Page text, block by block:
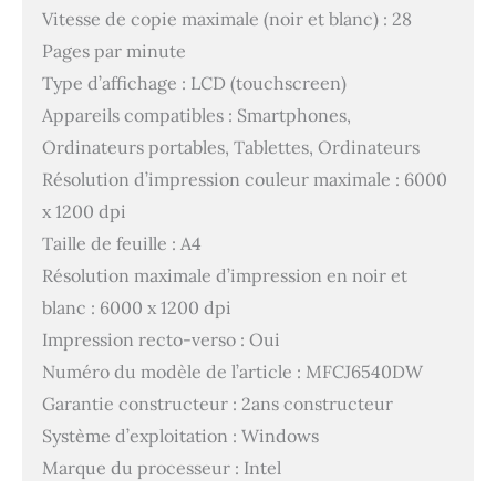
Vitesse de copie maximale (noir et blanc) : 28
Pages par minute
Type d’affichage : LCD (touchscreen)
Appareils compatibles : Smartphones,
Ordinateurs portables, Tablettes, Ordinateurs
Résolution d’impression couleur maximale : 6000
x 1200 dpi
Taille de feuille : A4
Résolution maximale d’impression en noir et
blanc : 6000 x 1200 dpi
Impression recto-verso : Oui
Numéro du modèle de l’article : MFCJ6540DW
Garantie constructeur : 2ans constructeur
Système d’exploitation : Windows
Marque du processeur : Intel